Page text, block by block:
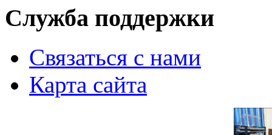
Служба поддержки
Связаться с нами
Карта сайта